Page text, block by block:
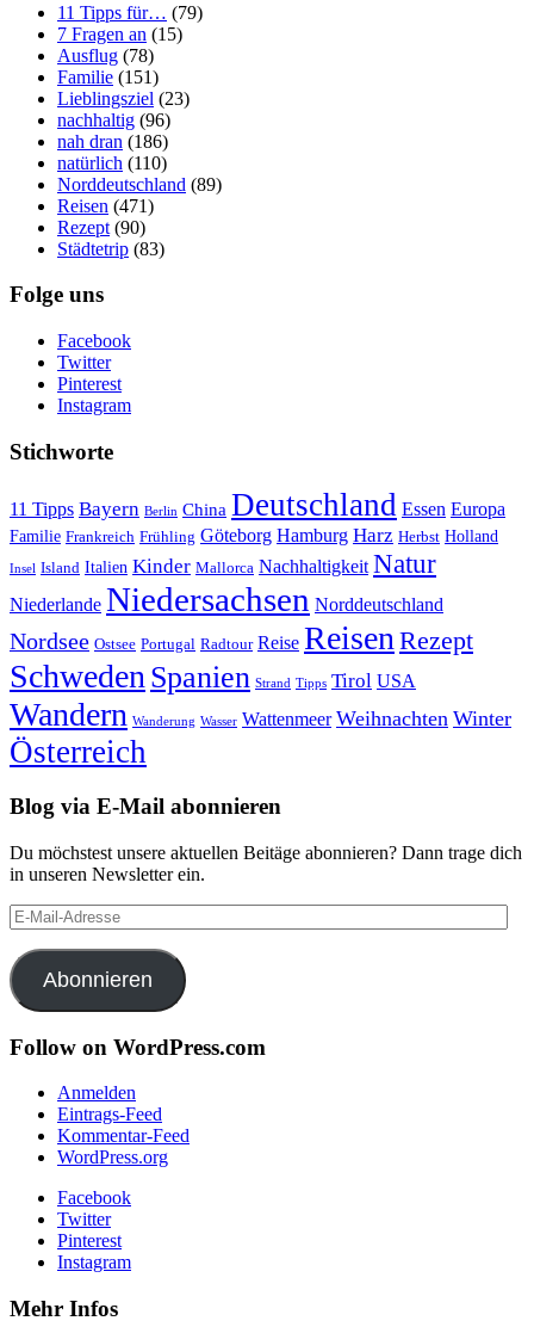
11 Tipps für… (79)
7 Fragen an (15)
Ausflug (78)
Familie (151)
Lieblingsziel (23)
nachhaltig (96)
nah dran (186)
natürlich (110)
Norddeutschland (89)
Reisen (471)
Rezept (90)
Städtetrip (83)
Folge uns
Facebook
Twitter
Pinterest
Instagram
Stichworte
11 Tipps Bayern Berlin China Deutschland Essen Europa
Familie Frankreich Frühling Göteborg Hamburg Harz Herbst Holland
Insel Island Italien Kinder Mallorca Nachhaltigkeit Natur
Niederlande Niedersachsen Norddeutschland
Nordsee Ostsee Portugal Radtour Reise ReisenRezept
SchwedenSpanien Strand Tipps Tirol USA
Wandern Wanderung Wasser Wattenmeer Weihnachten Winter
Österreich
Blog via E-Mail abonnieren
Du möchstest unsere aktuellen Beitäge abonnieren? Dann trage dich
in unseren Newsletter ein.
E-
Mail-
Adresse
Abonnieren
Follow on WordPress.com
Anmelden
Eintrags-Feed
Kommentar-Feed
WordPress.org
Facebook
Twitter
Pinterest
Instagram
Mehr Infos